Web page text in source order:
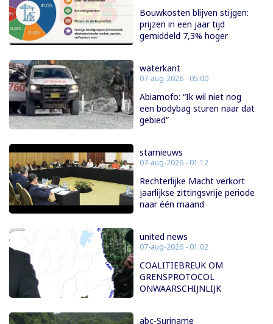
Bouwkosten blijven stijgen:
prijzen in een jaar tijd
gemiddeld 7,3% hoger
waterkant
07-aug-2026 - 05:00
Abiamofo: “Ik wil niet nog
een bodybag sturen naar dat
gebied”
starnieuws
07-aug-2026 - 01:12
Rechterlijke Macht verkort
jaarlijkse zittingsvrije periode
naar één maand
united news
07-aug-2026 - 01:02
COALITIEBREUK OM
GRENSPROTOCOL
ONWAARSCHIJNLIJK
abc-Suriname